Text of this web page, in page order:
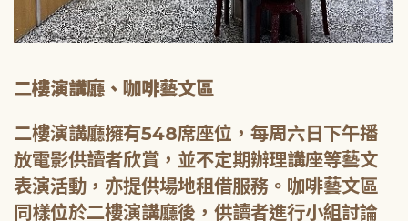
二樓演講廳、咖啡藝文區
二樓演講廳擁有548席座位，每周六日下午播
放電影供讀者欣賞，並不定期辦理講座等藝文
表演活動，亦提供場地租借服務。咖啡藝文區
同樣位於二樓演講廳後，供讀者進行小組討論